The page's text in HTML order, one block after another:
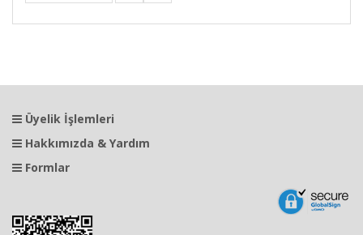
Üyelik İşlemleri
Hakkımızda & Yardım
Formlar